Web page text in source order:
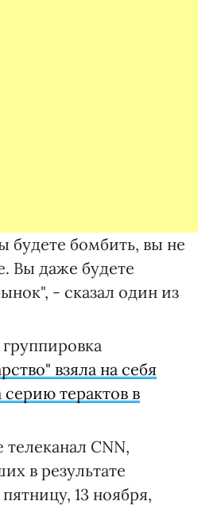
будете бомбить, вы не
Вы даже будете
- сказал один из
взяла на себя
серию терактов в
CNN,
в результате
13 ноября,